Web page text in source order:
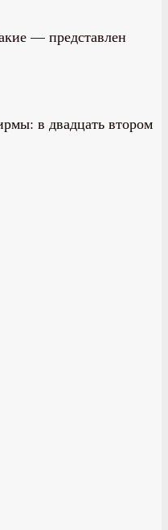
— представлен
в двадцать втором